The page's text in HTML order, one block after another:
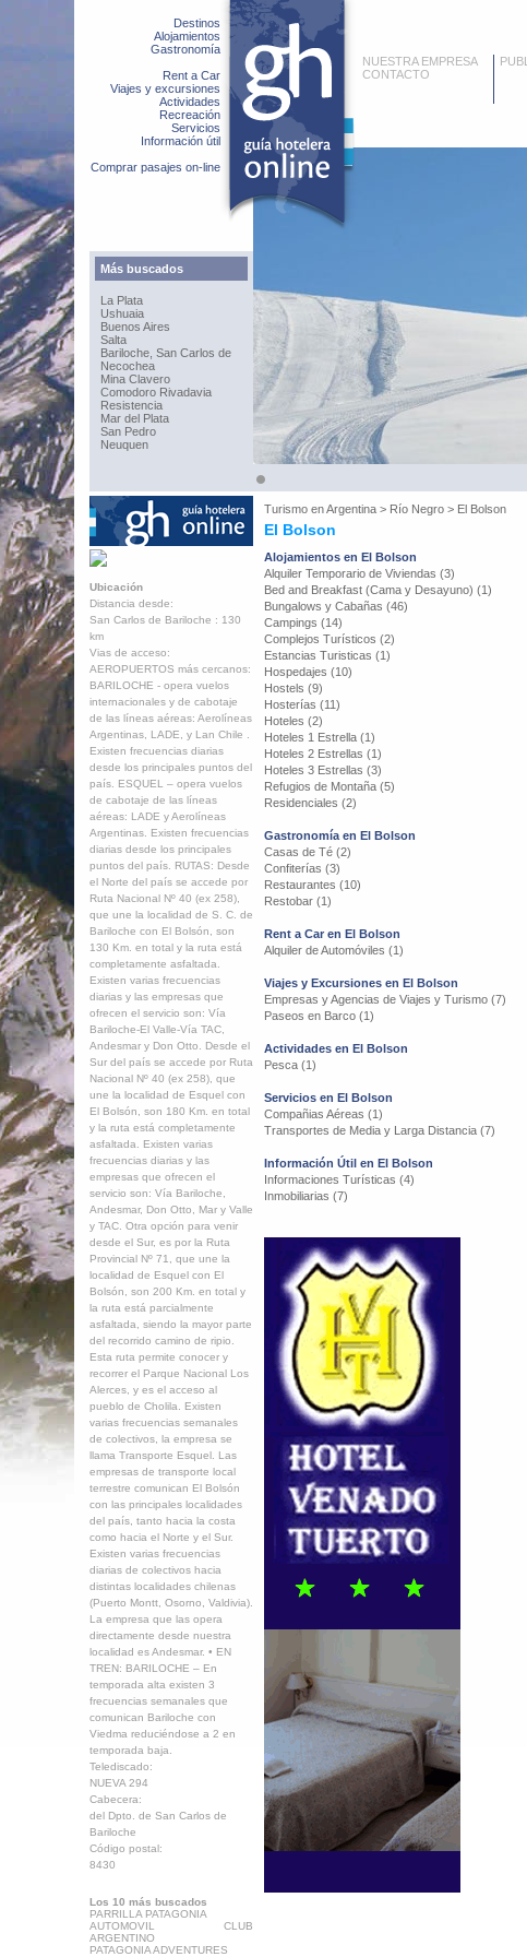
Destinos
Alojamientos
Gastronomía
Rent a Car
Viajes y excursiones
Actividades
Recreación
Servicios
Información útil
Comprar pasajes on-line
Más buscados
La Plata
Ushuaia
Buenos Aires
Salta
Bariloche, San Carlos de
Necochea
Mina Clavero
Comodoro Rivadavia
Resistencia
Mar del Plata
San Pedro
Neuquen
NUESTRA EMPRESA
CONTACTO
Turismo enArgentina > Río Negro > El Bolson
El Bolson
Ubicación
Distancia desde:
San Carlos de Bariloche : 130
km
Vias de acceso:
AEROPUERTOS más cercanos:
BARILOCHE - opera vuelos
internacionales y de cabotaje
de las líneas aéreas: Aerolíneas
Argentinas, LADE, y Lan Chile .
Existen frecuencias diarias
desde los principales puntos del
país. ESQUEL – opera vuelos
de cabotaje de las líneas
aéreas: LADE y Aerolíneas
Argentinas. Existen frecuencias
diarias desde los principales
puntos del país. RUTAS: Desde
el Norte del país se accede por
Ruta Nacional Nº 40 (ex 258),
que une la localidad de S. C. de
Bariloche con El Bolsón, son
130 Km. en total y la ruta está
completamente asfaltada.
Existen varias frecuencias
diarias y las empresas que
ofrecen el servicio son: Vía
Bariloche-El Valle-Vía TAC,
Andesmar y Don Otto. Desde el
Sur del país se accede por Ruta
Nacional Nº 40 (ex 258), que
une la localidad de Esquel con
El Bolsón, son 180 Km. en total
y la ruta está completamente
asfaltada. Existen varias
frecuencias diarias y las
empresas que ofrecen el
servicio son: Vía Bariloche,
Andesmar, Don Otto, Mar y Valle
y TAC. Otra opción para venir
desde el Sur, es por la Ruta
Provincial Nº 71, que une la
localidad de Esquel con El
Bolsón, son 200 Km. en total y
la ruta está parcialmente
asfaltada, siendo la mayor parte
del recorrido camino de ripio.
Esta ruta permite conocer y
recorrer el Parque Nacional Los
Alerces, y es el acceso al
pueblo de Cholila. Existen
varias frecuencias semanales
de colectivos, la empresa se
llama Transporte Esquel. Las
empresas de transporte local
terrestre comunican El Bolsón
con las principales localidades
del país, tanto hacia la costa
como hacia el Norte y el Sur.
Existen varias frecuencias
diarias de colectivos hacia
distintas localidades chilenas
(Puerto Montt, Osorno, Valdivia).
La empresa que las opera
directamente desde nuestra
localidad es Andesmar. • EN
TREN: BARILOCHE – En
temporada alta existen 3
frecuencias semanales que
comunican Bariloche con
Viedma reduciéndose a 2 en
temporada baja.
Telediscado:
NUEVA 294
Cabecera:
del Dpto. de San Carlos de
Bariloche
Código postal:
8430
Los 10 más buscados
PARRILLA PATAGONIA
AUTOMOVIL CLUB
ARGENTINO
PATAGONIA ADVENTURES
Alojamientos en El Bolson
Alquiler Temporario de Viviendas (3)
Bed and Breakfast (Cama y Desayuno) (1)
Bungalows y Cabañas (46)
Campings (14)
Complejos Turísticos (2)
Estancias Turisticas (1)
Hospedajes (10)
Hostels (9)
Hosterías (11)
Hoteles (2)
Hoteles 1 Estrella (1)
Hoteles 2 Estrellas (1)
Hoteles 3 Estrellas (3)
Refugios de Montaña (5)
Residenciales (2)
Gastronomía en El Bolson
Casas de Té (2)
Confiterías (3)
Restaurantes (10)
Restobar (1)
Rent a Car en El Bolson
Alquiler de Automóviles (1)
Viajes y Excursiones en El Bolson
Empresas y Agencias de Viajes y Turismo (7)
Paseos en Barco (1)
Actividades en El Bolson
Pesca (1)
Servicios en El Bolson
Compañias Aéreas (1)
Transportes de Media y Larga Distancia (7)
Información Útil en El Bolson
Informaciones Turísticas (4)
Inmobiliarias (7)